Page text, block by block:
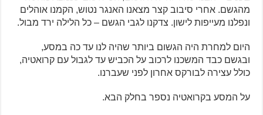
מהגשם. אחרי סיבוב קצר מצאנו האנגר נטוש, הקמנו אוהלים
ונפלנו מעייפות לישון. צדקנו לגבי הגשם – כל הלילה ירד מבול.
היום למחרת היה הגשום ביותר שהיה לנו עד כה במסע,
ובגשם כבד המשכנו לרכוב על הכביש עד לגבול עם קרואטיה,
כולל עצירה לבורקס אחרון לפני שעברנו.
על המסע בקרואטיה נספר בחלק הבא.